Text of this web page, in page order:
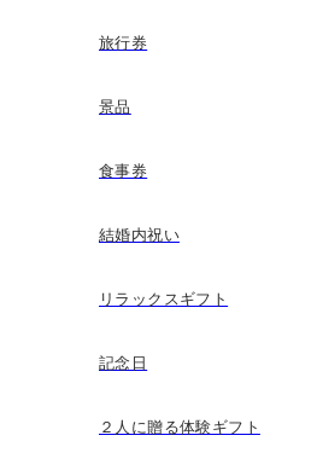
旅行券
景品
食事券
結婚内祝い
リラックスギフト
記念日
２人に贈る体験ギフト